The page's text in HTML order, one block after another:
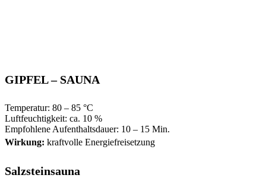
GIPFEL – SAUNA
Temperatur: 80 – 85 °C
Luftfeuchtigkeit: ca. 10 %
Empfohlene Aufenthaltsdauer: 10 – 15 Min.
Wirkung: kraftvolle Energiefreisetzung
Salzsteinsauna